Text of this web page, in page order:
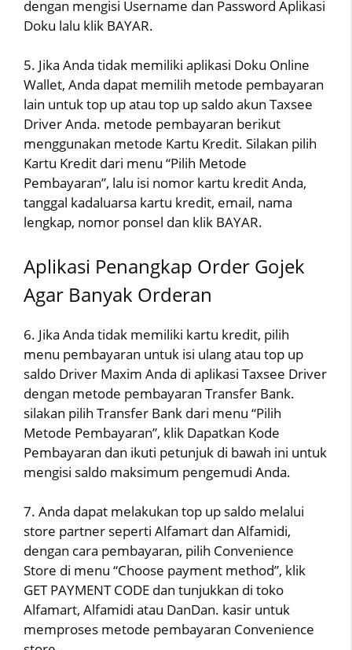
dengan mengisi Username dan Password Aplikasi
Doku lalu klik BAYAR.
5. Jika Anda tidak memiliki aplikasi Doku Online
Wallet, Anda dapat memilih metode pembayaran
lain untuk top up atau top up saldo akun Taxsee
Driver Anda. metode pembayaran berikut
menggunakan metode Kartu Kredit. Silakan pilih
Kartu Kredit dari menu “Pilih Metode
Pembayaran”, lalu isi nomor kartu kredit Anda,
tanggal kadaluarsa kartu kredit, email, nama
lengkap, nomor ponsel dan klik BAYAR.
Aplikasi Penangkap Order Gojek
Agar Banyak Orderan
6. Jika Anda tidak memiliki kartu kredit, pilih
menu pembayaran untuk isi ulang atau top up
saldo Driver Maxim Anda di aplikasi Taxsee Driver
dengan metode pembayaran Transfer Bank.
silakan pilih Transfer Bank dari menu “Pilih
Metode Pembayaran”, klik Dapatkan Kode
Pembayaran dan ikuti petunjuk di bawah ini untuk
mengisi saldo maksimum pengemudi Anda.
7. Anda dapat melakukan top up saldo melalui
store partner seperti Alfamart dan Alfamidi,
dengan cara pembayaran, pilih Convenience
Store di menu “Choose payment method”, klik
GET PAYMENT CODE dan tunjukkan di toko
Alfamart, Alfamidi atau DanDan. kasir untuk
memproses metode pembayaran Convenience